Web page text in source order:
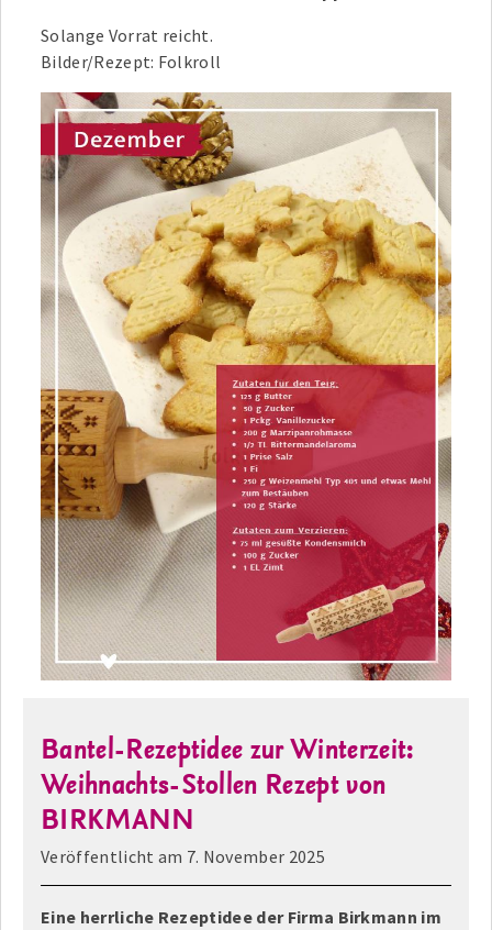
Solange Vorrat reicht.
Bilder/Rezept: Folkroll
Bantel-Rezeptidee zur Winterzeit:
Weihnachts-Stollen Rezept von
BIRKMANN
Veröffentlicht am 7. November 2025
Eine herrliche Rezeptidee der Firma Birkmann im